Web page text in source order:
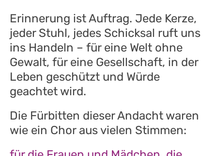
Erinnerung ist Auftrag. Jede Kerze,
jeder Stuhl, jedes Schicksal ruft uns
ins Handeln – für eine Welt ohne
Gewalt, für eine Gesellschaft, in der
Leben geschützt und Würde
geachtet wird.
Die Fürbitten dieser Andacht waren
wie ein Chor aus vielen Stimmen: